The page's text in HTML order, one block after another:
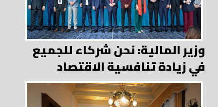
وزير المالية: نحن شركاء للجميع
في زيادة تنافسية الاقتصاد